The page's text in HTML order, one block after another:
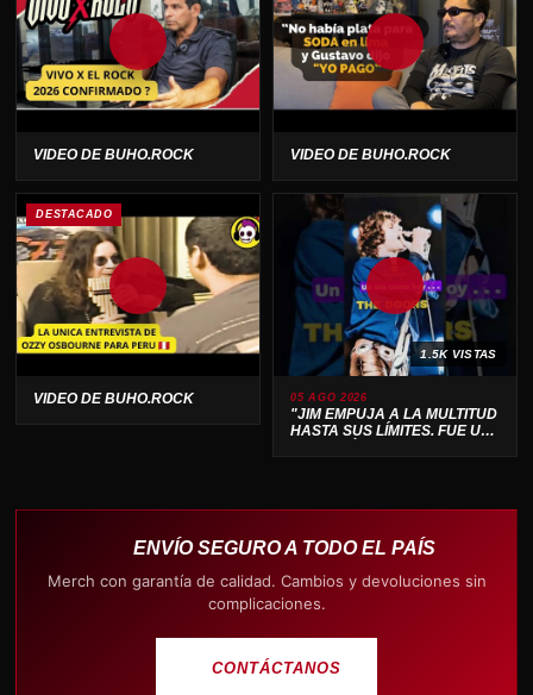
VIDEO DE BUHO.ROCK VIDEO DE BUHO.ROCK
DESTACADO
VIDEO DE BUHO.ROCK
1.5K VISTAS
05 AGO 2026
"JIM EMPUJA A LA MULTITUD
HASTA SUS LÍMITES. FUE UN
ENVÍO SEGURO A TODO EL PAÍS
Merch con garantía de calidad. Cambios y devoluciones sin
complicaciones.
CONTÁCTANOS